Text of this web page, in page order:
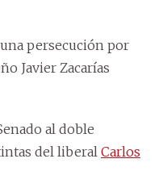
persecución por
Javier Zacarías
al doble
del liberal Carlos